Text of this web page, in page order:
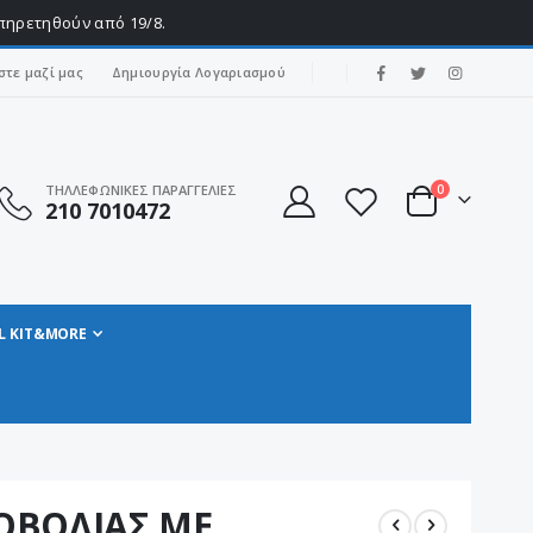
από 19/8.
μαζί μας Δημιουργία Λογαριασμού
ΤΗΛΛΕΦΩΝΙΚΕΣ ΠΑΡΑΓΓΕΛΙΕΣ
210 7010472 Cart
0στοιχεία
KIT&MORE